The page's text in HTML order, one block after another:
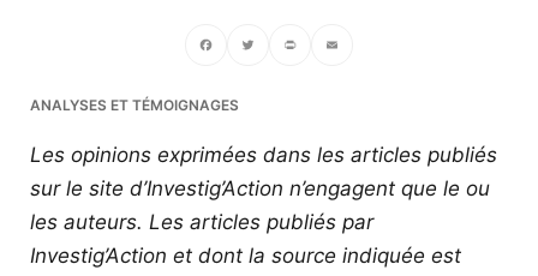
ANALYSES ET TÉMOIGNAGES
Les opinions exprimées dans les articles publiés
sur le site d’Investig’Action n’engagent que le ou
les auteurs. Les articles publiés par
Investig’Action et dont la source indiquée est